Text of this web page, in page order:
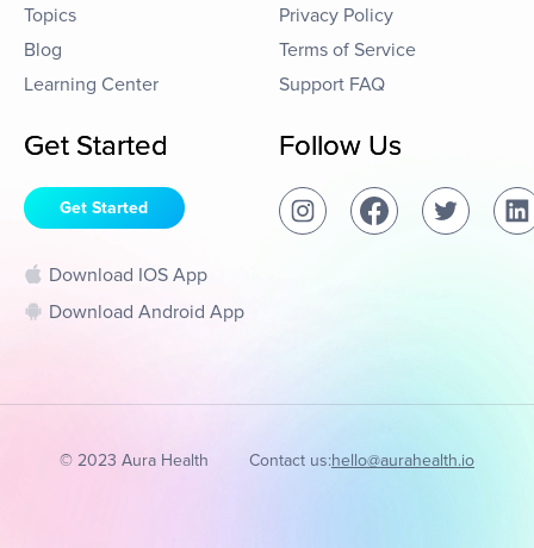
Topics
Blog
Learning Center
Privacy Policy
Terms of Service
Support FAQ
Get Started
Get Started
Download IOS App
Download Android App
Follow Us
© 2023 Aura Health Contact us:hello@aurahealth.io